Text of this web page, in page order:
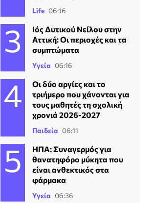
Life 06:16
Ιός Δυτικού Νείλου στην
Αττική: Οι περιοχές και τα
συμπτώματα
Υγεία 06:16
Οι δύο αργίες και το
τριήμερο που χάνονται για
τους μαθητές τη σχολική
χρονιά 2026-2027
Παιδεία 06:11
ΗΠΑ: Συναγερμός για
θανατηφόρο μύκητα που
είναι ανθεκτικός στα
φάρμακα
Υγεία 06:36